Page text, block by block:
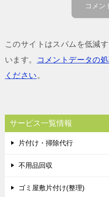
このサイトはスパムを低減
います。
コメントデータの
ください 。
サービス一覧情報
片付け・掃除代行
不用品回収
ゴミ屋敷片付け(整理)